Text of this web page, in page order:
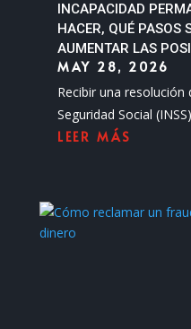
INCAPACIDAD
HACER, QUÉ PASOS
AUMENTAR LAS
MAY 28, 2026
Recibir una
Seguridad Social
LEER MÁS